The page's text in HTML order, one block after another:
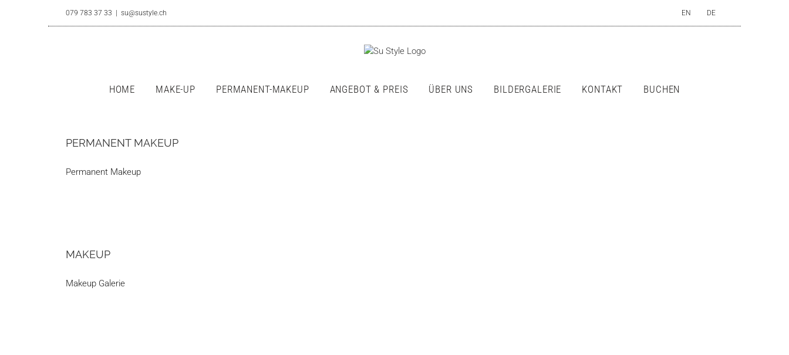
079 783 37 33 su@sustyle.ch EN DE
HOME MAKE-UP PERMANENT-MAKEUP ANGEBOT & PREIS ÜBER UNS BILDERGALERIE KONTAKT BUCHEN
PERMANENT MAKEUP
Permanent Makeup
MAKEUP
Makeup Galerie